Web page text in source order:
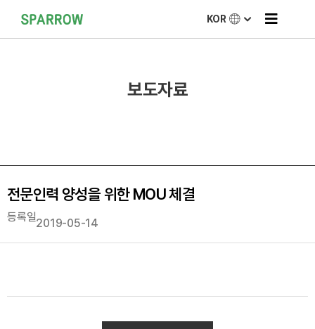
KOR
보도자료
전문인력 양성을 위한 MOU 체결
등록일2019-05-14